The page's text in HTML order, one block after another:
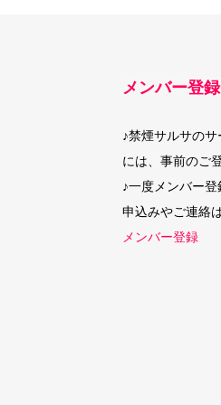
メンバー登録
♪禁煙サルサの
には、事前のご
♪一度メンバー
申込みやご連絡
メンバー登録